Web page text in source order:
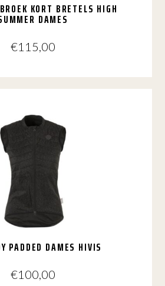
KORT BRETELS HIGH
DAMES
€115,00
meerdere
variaties.
Deze
gekozen
worden
productpagina
PADDED DAMES HIVIS
€100,00